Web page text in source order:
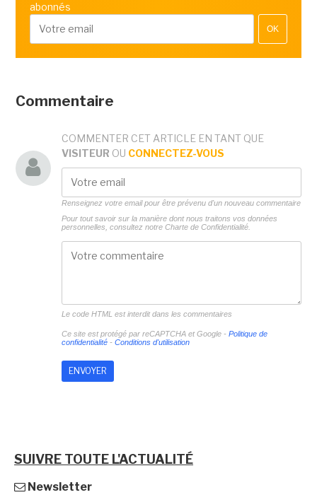
abonnés
OK
Commentaire
COMMENTER CET ARTICLE EN TANT QUE
VISITEUR OU CONNECTEZ-VOUS
Renseignez votre email pour être prévenu d'un nouveau commentaire
Pour tout savoir sur la manière dont nous traitons vos données
personnelles, consultez notre Charte de Confidentialité.
Le code HTML est interdit dans les commentaires
Ce site est protégé par reCAPTCHA et Google - Politique de
confidentialité- Conditions d'utilisation
SUIVRE TOUTE L'ACTUALITÉ
Newsletter